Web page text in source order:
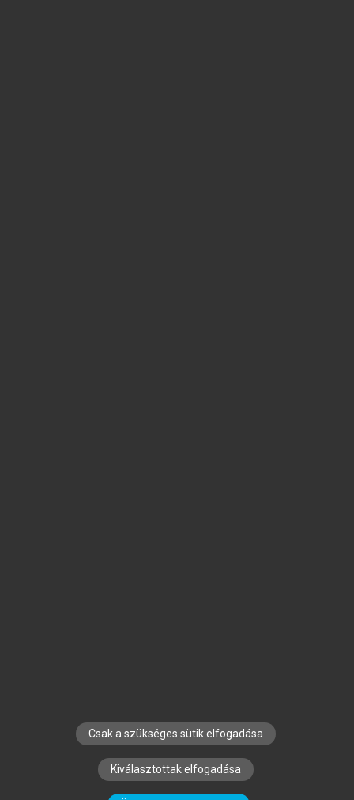
SZERZŐKNEK CÉGEKNEK KÖNYVTÁROSOKNAK
SZERKESZTÉSI ÉS LEKTORÁLÁSI ALAPELVEK
Csak a szükséges sütik elfogadása
Kiválasztottak elfogadása